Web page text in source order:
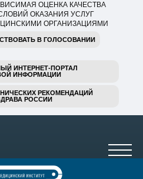
ОЦЕНКА КАЧЕСТВА
ОКАЗАНИЯ УСЛУГ
ОРГАНИЗАЦИЯМИ
В ГОЛОСОВАНИИ
ИНТЕРНЕТ-ПОРТАЛ
ИНФОРМАЦИИ
РЕКОМЕНДАЦИЙ
РОССИИ